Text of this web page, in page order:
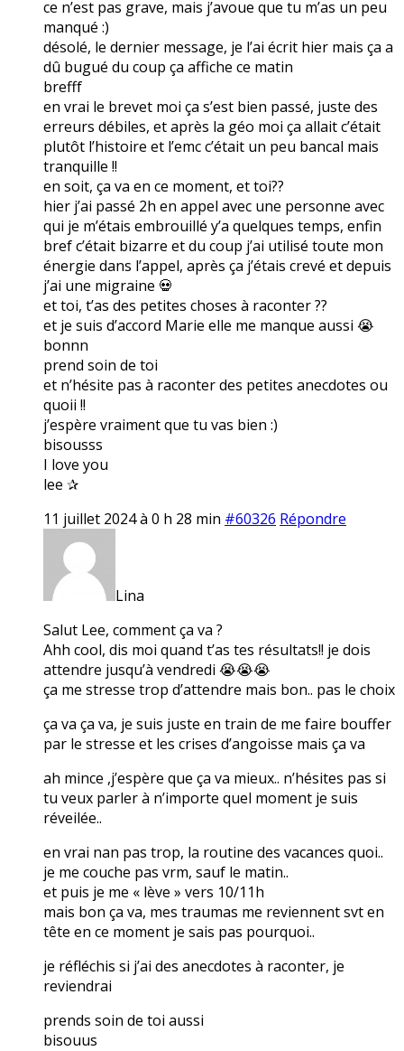
ce n’est pas grave, mais j’avoue que tu m’as un peu
manqué :)
désolé, le dernier message, je l’ai écrit hier mais ça a
dû bugué du coup ça affiche ce matin
brefff
en vrai le brevet moi ça s’est bien passé, juste des
erreurs débiles, et après la géo moi ça allait c’était
plutôt l’histoire et l’emc c’était un peu bancal mais
tranquille !!
en soit, ça va en ce moment, et toi??
hier j’ai passé 2h en appel avec une personne avec
qui je m’étais embrouillé y’a quelques temps, enfin
bref c’était bizarre et du coup j’ai utilisé toute mon
énergie dans l’appel, après ça j’étais crevé et depuis
j’ai une migraine 💀
et toi, t’as des petites choses à raconter ??
et je suis d’accord Marie elle me manque aussi 😭
bonnn
prend soin de toi
et n’hésite pas à raconter des petites anecdotes ou
quoii !!
j’espère vraiment que tu vas bien :)
bisousss
I love you
lee ✰
11 juillet 2024 à 0 h 28 min #60326 Répondre
Lina
Salut Lee, comment ça va ?
Ahh cool, dis moi quand t’as tes résultats!! je dois
attendre jusqu’à vendredi 😭😭😭
ça me stresse trop d’attendre mais bon.. pas le choix
ça va ça va, je suis juste en train de me faire bouffer
par le stresse et les crises d’angoisse mais ça va
ah mince ,j’espère que ça va mieux.. n’hésites pas si
tu veux parler à n’importe quel moment je suis
réveilée..
en vrai nan pas trop, la routine des vacances quoi..
je me couche pas vrm, sauf le matin..
et puis je me « lève » vers 10/11h
mais bon ça va, mes traumas me reviennent svt en
tête en ce moment je sais pas pourquoi..
je réfléchis si j’ai des anecdotes à raconter, je
reviendrai
prends soin de toi aussi
bisouus